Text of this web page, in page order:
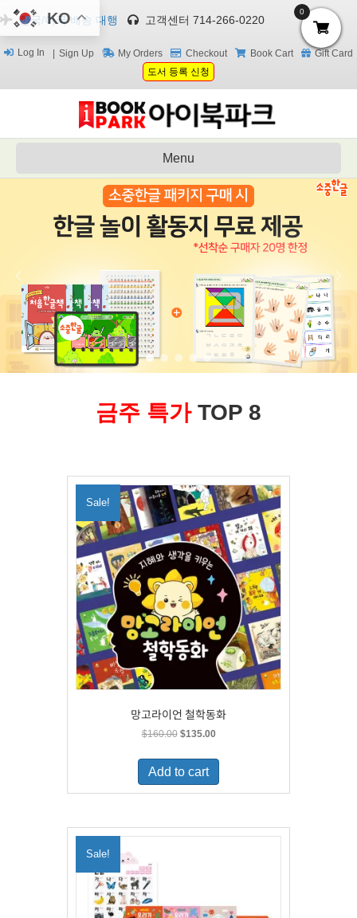
한국/미국 배송 대행 고객센터 714-266-0220
Log In Sign Up My Orders Checkout Book Cart
Gift Card
도서 등록 신청
Menu
금주 특가 TOP 8
Sale!
망고라이언 철학동화
$160.00 Original
was:
$160.00.
$135.00Current
is:
Add to cart
Sale!
KO 0